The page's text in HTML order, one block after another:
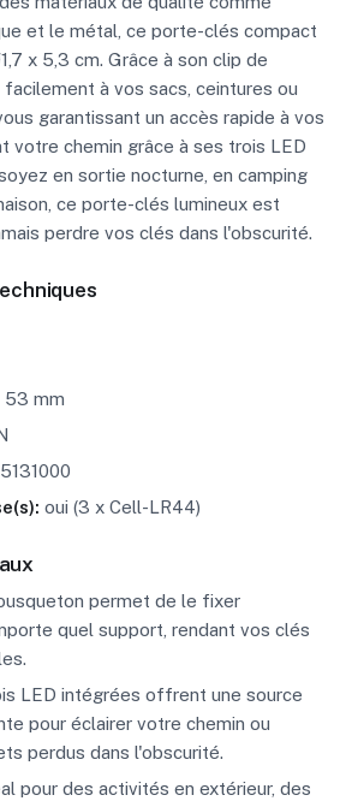
et le métal, ce porte-clés compact
x 5,3 cm. Grâce à son clip de
à vos sacs, ceintures ou
garantissant un accès rapide à vos
votre chemin grâce à ses trois LED
en sortie nocturne, en camping
ce porte-clés lumineux est
perdre vos clés dans l'obscurité.
53 mm
oui (3 x Cell-LR44)
permet de le fixer
quel support, rendant vos clés
LED intégrées offrent une source
pour éclairer votre chemin ou
perdus dans l'obscurité.
pour des activités en extérieur, des